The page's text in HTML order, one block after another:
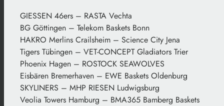
GIESSEN 46ers – RASTA Vechta
BG Göttingen – Telekom Baskets Bonn
HAKRO Merlins Crailsheim – Science City Jena
Tigers Tübingen – VET-CONCEPT Gladiators Trier
Phoenix Hagen – ROSTOCK SEAWOLVES
Eisbären Bremerhaven – EWE Baskets Oldenburg
SKYLINERS – MHP RIESEN Ludwigsburg
Veolia Towers Hamburg – BMA365 Bamberg Baskets